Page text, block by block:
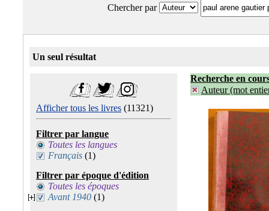
Chercher par
Un seul résultat
Afficher tous les livres (11321)
Filtrer par langue
Toutes les langues
Français (1)
Filtrer par époque d'édition
Toutes les époques
Avant 1940 (1)
Recherche en
Auteur (mot